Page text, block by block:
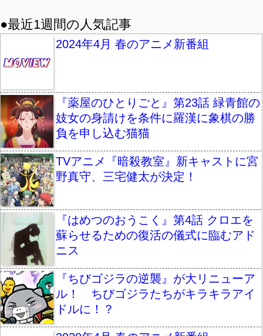
●最近1週間の人気記事
2024年4月 春のアニメ新番組
『薬屋のひとりごと』第23話 緑青館の
妓女の身請けを条件に羅漢に象棋の勝
負を申し込む猫猫
TVアニメ『暗殺教室』新キャストに宮
野真守、三宅健太が決定！
『はめつのおうこく』第4話 クロエを
蘇らせるための復活の儀式に臨むアド
ニス
『ちびゴジラの逆襲』が大リニューア
ル！ ちびゴジラたちがキラキラアイ
ドルに！？